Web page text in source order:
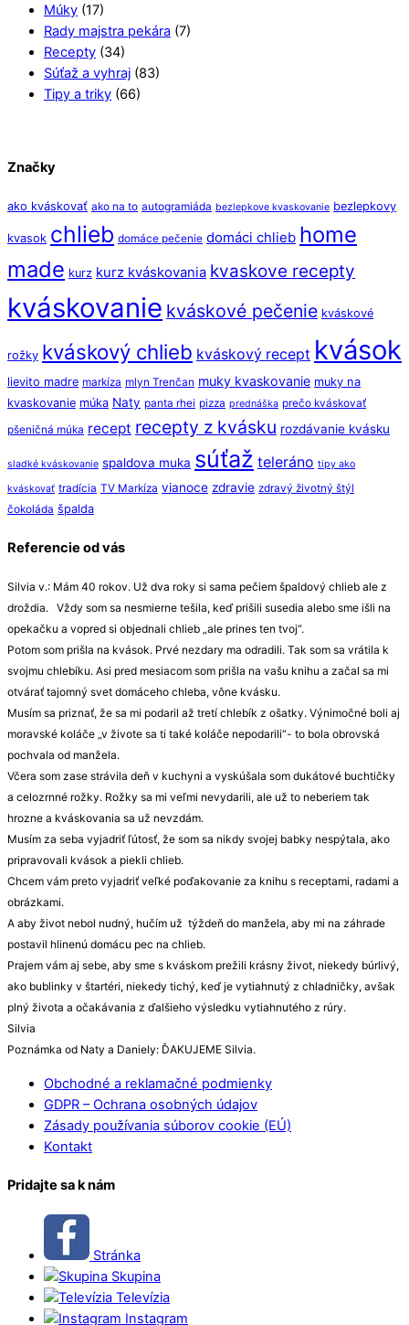
Múky (17)
Rady majstra pekára (7)
Recepty (34)
Súťaž a vyhraj (83)
Tipy a triky (66)
Značky
ako kváskovať ako na to autogramiáda bezlepkove kvaskovanie bezlepkovy
kvasok chlieb domáce pečenie domáci chlieb home
made kurz kurz kváskovania kvaskove recepty
kváskovanie kváskové pečenie kváskové
rožky kváskový chlieb kváskový recept kvások
lievito madre markíza mlyn Trenčan muky kvaskovanie muky na
kvaskovanie múka Naty panta rhei pizza prednáška prečo kváskovať
pšeničná múka recept recepty z kvásku rozdávanie kvásku
sladké kváskovanie spaldova muka súťaž teleráno tipy ako
kváskovať tradícia TV Markíza vianoce zdravie zdravý životný štýl
čokoláda špalda
Referencie od vás
Silvia v.: Mám 40 rokov. Už dva roky si sama pečiem špaldový chlieb ale z
droždia. Vždy som sa nesmierne tešila, keď prišili susedia alebo sme išli na
opekačku a vopred si objednali chlieb „ale prines ten tvoj“.
Potom som prišla na kvások. Prvé nezdary ma odradili. Tak som sa vrátila k
svojmu chlebíku. Asi pred mesiacom som prišla na vašu knihu a začal sa mi
otvárať tajomný svet domáceho chleba, vône kvásku.
Musím sa priznať, že sa mi podaril až tretí chlebík z ošatky. Výnimočné boli aj
moravské koláče „v živote sa ti také koláče nepodarili“- to bola obrovská
pochvala od manžela.
Včera som zase strávila deň v kuchyni a vyskúšala som dukátové buchtičky
a celozrnné rožky. Rožky sa mi veľmi nevydarili, ale už to neberiem tak
hrozne a kváskovania sa už nevzdám.
Musím za seba vyjadriť ľútosť, že som sa nikdy svojej babky nespýtala, ako
pripravovali kvások a piekli chlieb.
Chcem vám preto vyjadriť veľké poďakovanie za knihu s receptami, radami a
obrázkami.
A aby život nebol nudný, hučím už týždeň do manžela, aby mi na záhrade
postavil hlinenú domácu pec na chlieb.
Prajem vám aj sebe, aby sme s kváskom prežili krásny život, niekedy búrlivý,
ako bublinky v štartéri, niekedy tichý, keď je vytiahnutý z chladničky, avšak
plný života a očakávania z ďalšieho výsledku vytiahnutého z rúry.
Silvia
Poznámka od Naty a Daniely: ĎAKUJEME Silvia.
Obchodné a reklamačné podmienky
GDPR – Ochrana osobných údajov
Zásady používania súborov cookie (EÚ)
Kontakt
Pridajte sa k nám
Stránka
Skupina
Televízia
Instagram